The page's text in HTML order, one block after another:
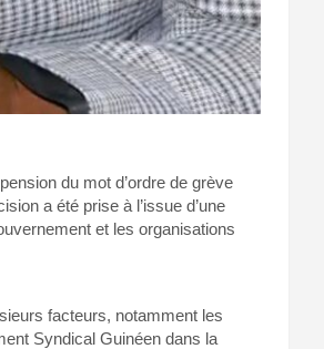
du mot d’ordre de grève
a été prise à l’issue d’une
et les organisations
facteurs, notamment les
Syndical Guinéen dans la